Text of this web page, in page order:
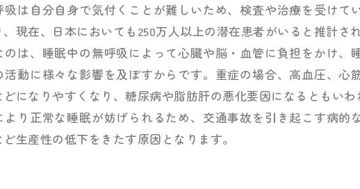
は自分自身で気付くことが難しいため、検査や治療を受けて
現在、日本においても250万人以上の潜在患者がいると推計さ
のは、睡眠中の無呼吸によって心臓や脳・血管に負担をかけ、
動に様々な影響を及ぼすからです。重症の場合、高血圧、心
になりやすくなり、糖尿病や脂肪肝の悪化要因になるともいわ
より正常な睡眠が妨げられるため、交通事故を引き起こす病的
生産性の低下をきたす原因となります。